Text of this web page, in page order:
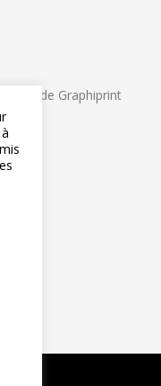
de Graphiprint